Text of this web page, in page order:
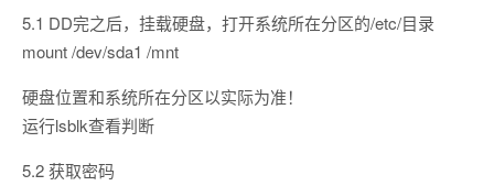
5.1 DD完之后，挂载硬盘，打开系统所在分区的/etc/目录
mount /dev/sda1 /mnt
硬盘位置和系统所在分区以实际为准！
运行lsblk查看判断
5.2 获取密码